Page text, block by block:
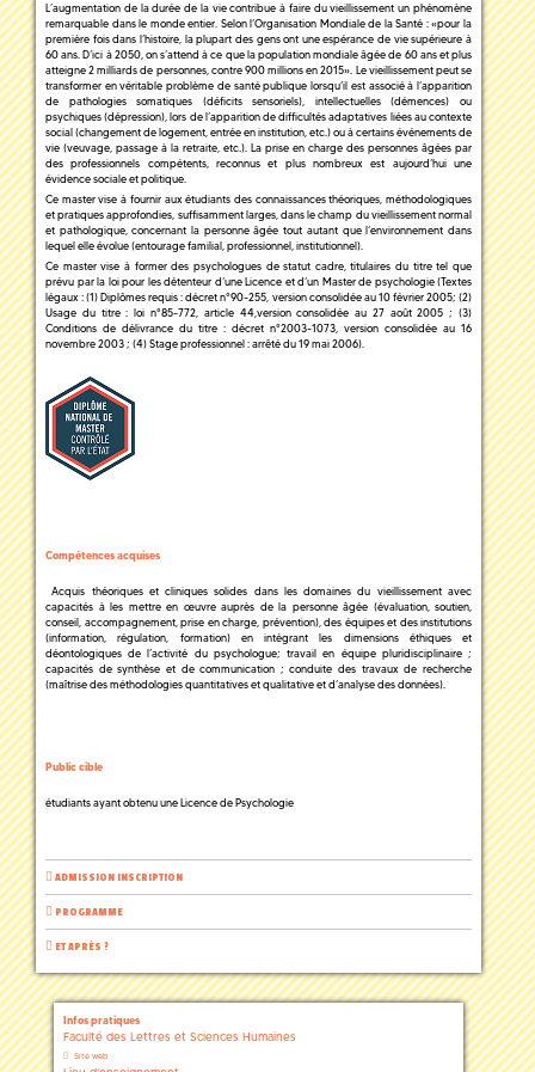
L’augmentation de la durée de la vie contribue à faire du vieillissement un phénomène
remarquable dans le monde entier. Selon l’Organisation Mondiale de la Santé : «pour la
première fois dans l’histoire, la plupart des gens ont une espérance de vie supérieure à
60 ans. D’ici à 2050, on s’attend à ce que la population mondiale âgée de 60 ans et plus
atteigne 2 milliards de personnes, contre 900 millions en 2015». Le vieillissement peut se
transformer en véritable problème de santé publique lorsqu’il est associé à l’apparition
de pathologies somatiques (déficits sensoriels), intellectuelles (démences) ou
psychiques (dépression), lors de l’apparition de difficultés adaptatives liées au contexte
social (changement de logement, entrée en institution, etc.) ou à certains événements de
vie (veuvage, passage à la retraite, etc.). La prise en charge des personnes âgées par
des professionnels compétents, reconnus et plus nombreux est aujourd’hui une
évidence sociale et politique.
Ce master vise à fournir aux étudiants des connaissances théoriques, méthodologiques
et pratiques approfondies, suffisamment larges, dans le champ du vieillissement normal
et pathologique, concernant la personne âgée tout autant que l’environnement dans
lequel elle évolue (entourage familial, professionnel, institutionnel).
Ce master vise à former des psychologues de statut cadre, titulaires du titre tel que
prévu par la loi pour les détenteur d’une Licence et d’un Master de psychologie (Textes
légaux : (1) Diplômes requis : décret n°90-255, version consolidée au 10 février 2005; (2)
Usage du titre : loi n°85-772, article 44,version consolidée au 27 août 2005 ; (3)
Conditions de délivrance du titre : décret n°2003-1073, version consolidée au 16
novembre 2003 ; (4) Stage professionnel : arrêté du 19 mai 2006).
Compétences acquises
Acquis théoriques et cliniques solides dans les domaines du vieillissement avec
capacités à les mettre en œuvre auprès de la personne âgée (évaluation, soutien,
conseil, accompagnement, prise en charge, prévention), des équipes et des institutions
(information, régulation, formation) en intégrant les dimensions éthiques et
déontologiques de l’activité du psychologue; travail en équipe pluridisciplinaire ;
capacités de synthèse et de communication ; conduite des travaux de recherche
(maîtrise des méthodologies quantitatives et qualitative et d’analyse des données).
Public cible
étudiants ayant obtenu une Licence de Psychologie
ADMISSION INSCRIPTION
PROGRAMME
ET APRÈS ?
Infos pratiques
Faculté des Lettres et Sciences Humaines
Site web